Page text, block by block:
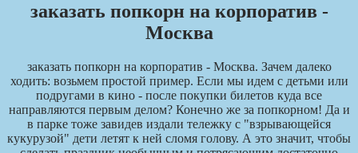
заказать попкорн на корпоратив -
Москва
заказать попкорн на корпоратив - Москва. Зачем далеко
ходить: возьмем простой пример. Если мы идем с детьми или
подругами в кино - после покупки билетов куда все
направляются первым делом? Конечно же за попкорном! Да и
в парке тоже завидев издали тележку с "взрывающейся
кукурузой" дети летят к ней сломя голову. А это значит, чтобы